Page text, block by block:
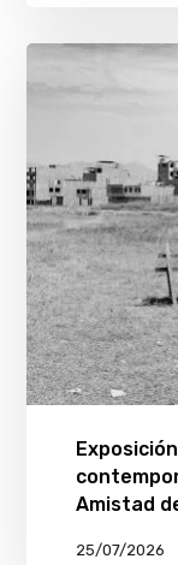
Amistad
25/07/2026